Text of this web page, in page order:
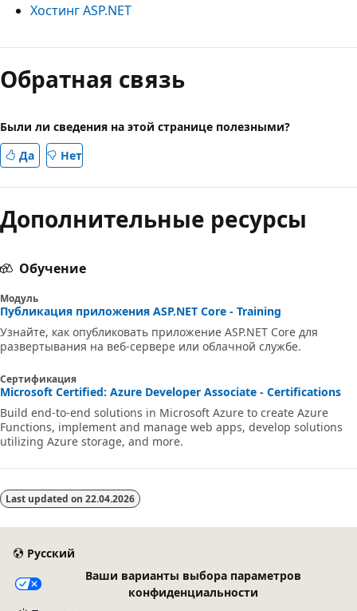
Хостинг ASP.NET
Обратная связь
Были ли сведения на этой странице полезными?
Да
Нет
Дополнительные ресурсы
Обучение
Модуль
Публикация приложения ASP.NET Core - Training
Узнайте, как опубликовать приложение ASP.NET Core для
развертывания на веб-сервере или облачной службе.
Сертификация
Microsoft Certified: Azure Developer Associate - Certifications
Build end-to-end solutions in Microsoft Azure to create Azure
Functions, implement and manage web apps, develop solutions
utilizing Azure storage, and more.
Last updated on 22.04.2026
Русский
Ваши варианты выбора параметров
конфиденциальности